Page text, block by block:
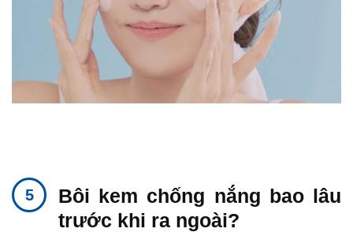
Bôi kem chống nắng bao lâu
trước khi ra ngoài?